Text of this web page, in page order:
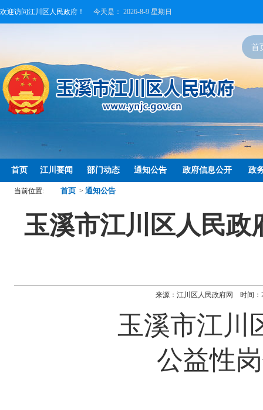
欢迎访问江川区人民政府！ 今天是： 2026-8-9 星期日
首
首页 江川要闻 部门动态 通知公告 政府信息公开 政
当前位置: 首页 > 通知公告
玉溪市江川区人民政
来源：江川区人民政府网 时间：
玉溪市江川
公益性